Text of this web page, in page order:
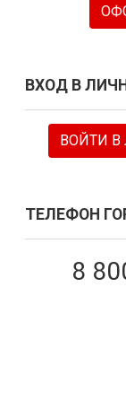
ВХОД В
ВОЙТИ
ТЕЛЕФОН
8